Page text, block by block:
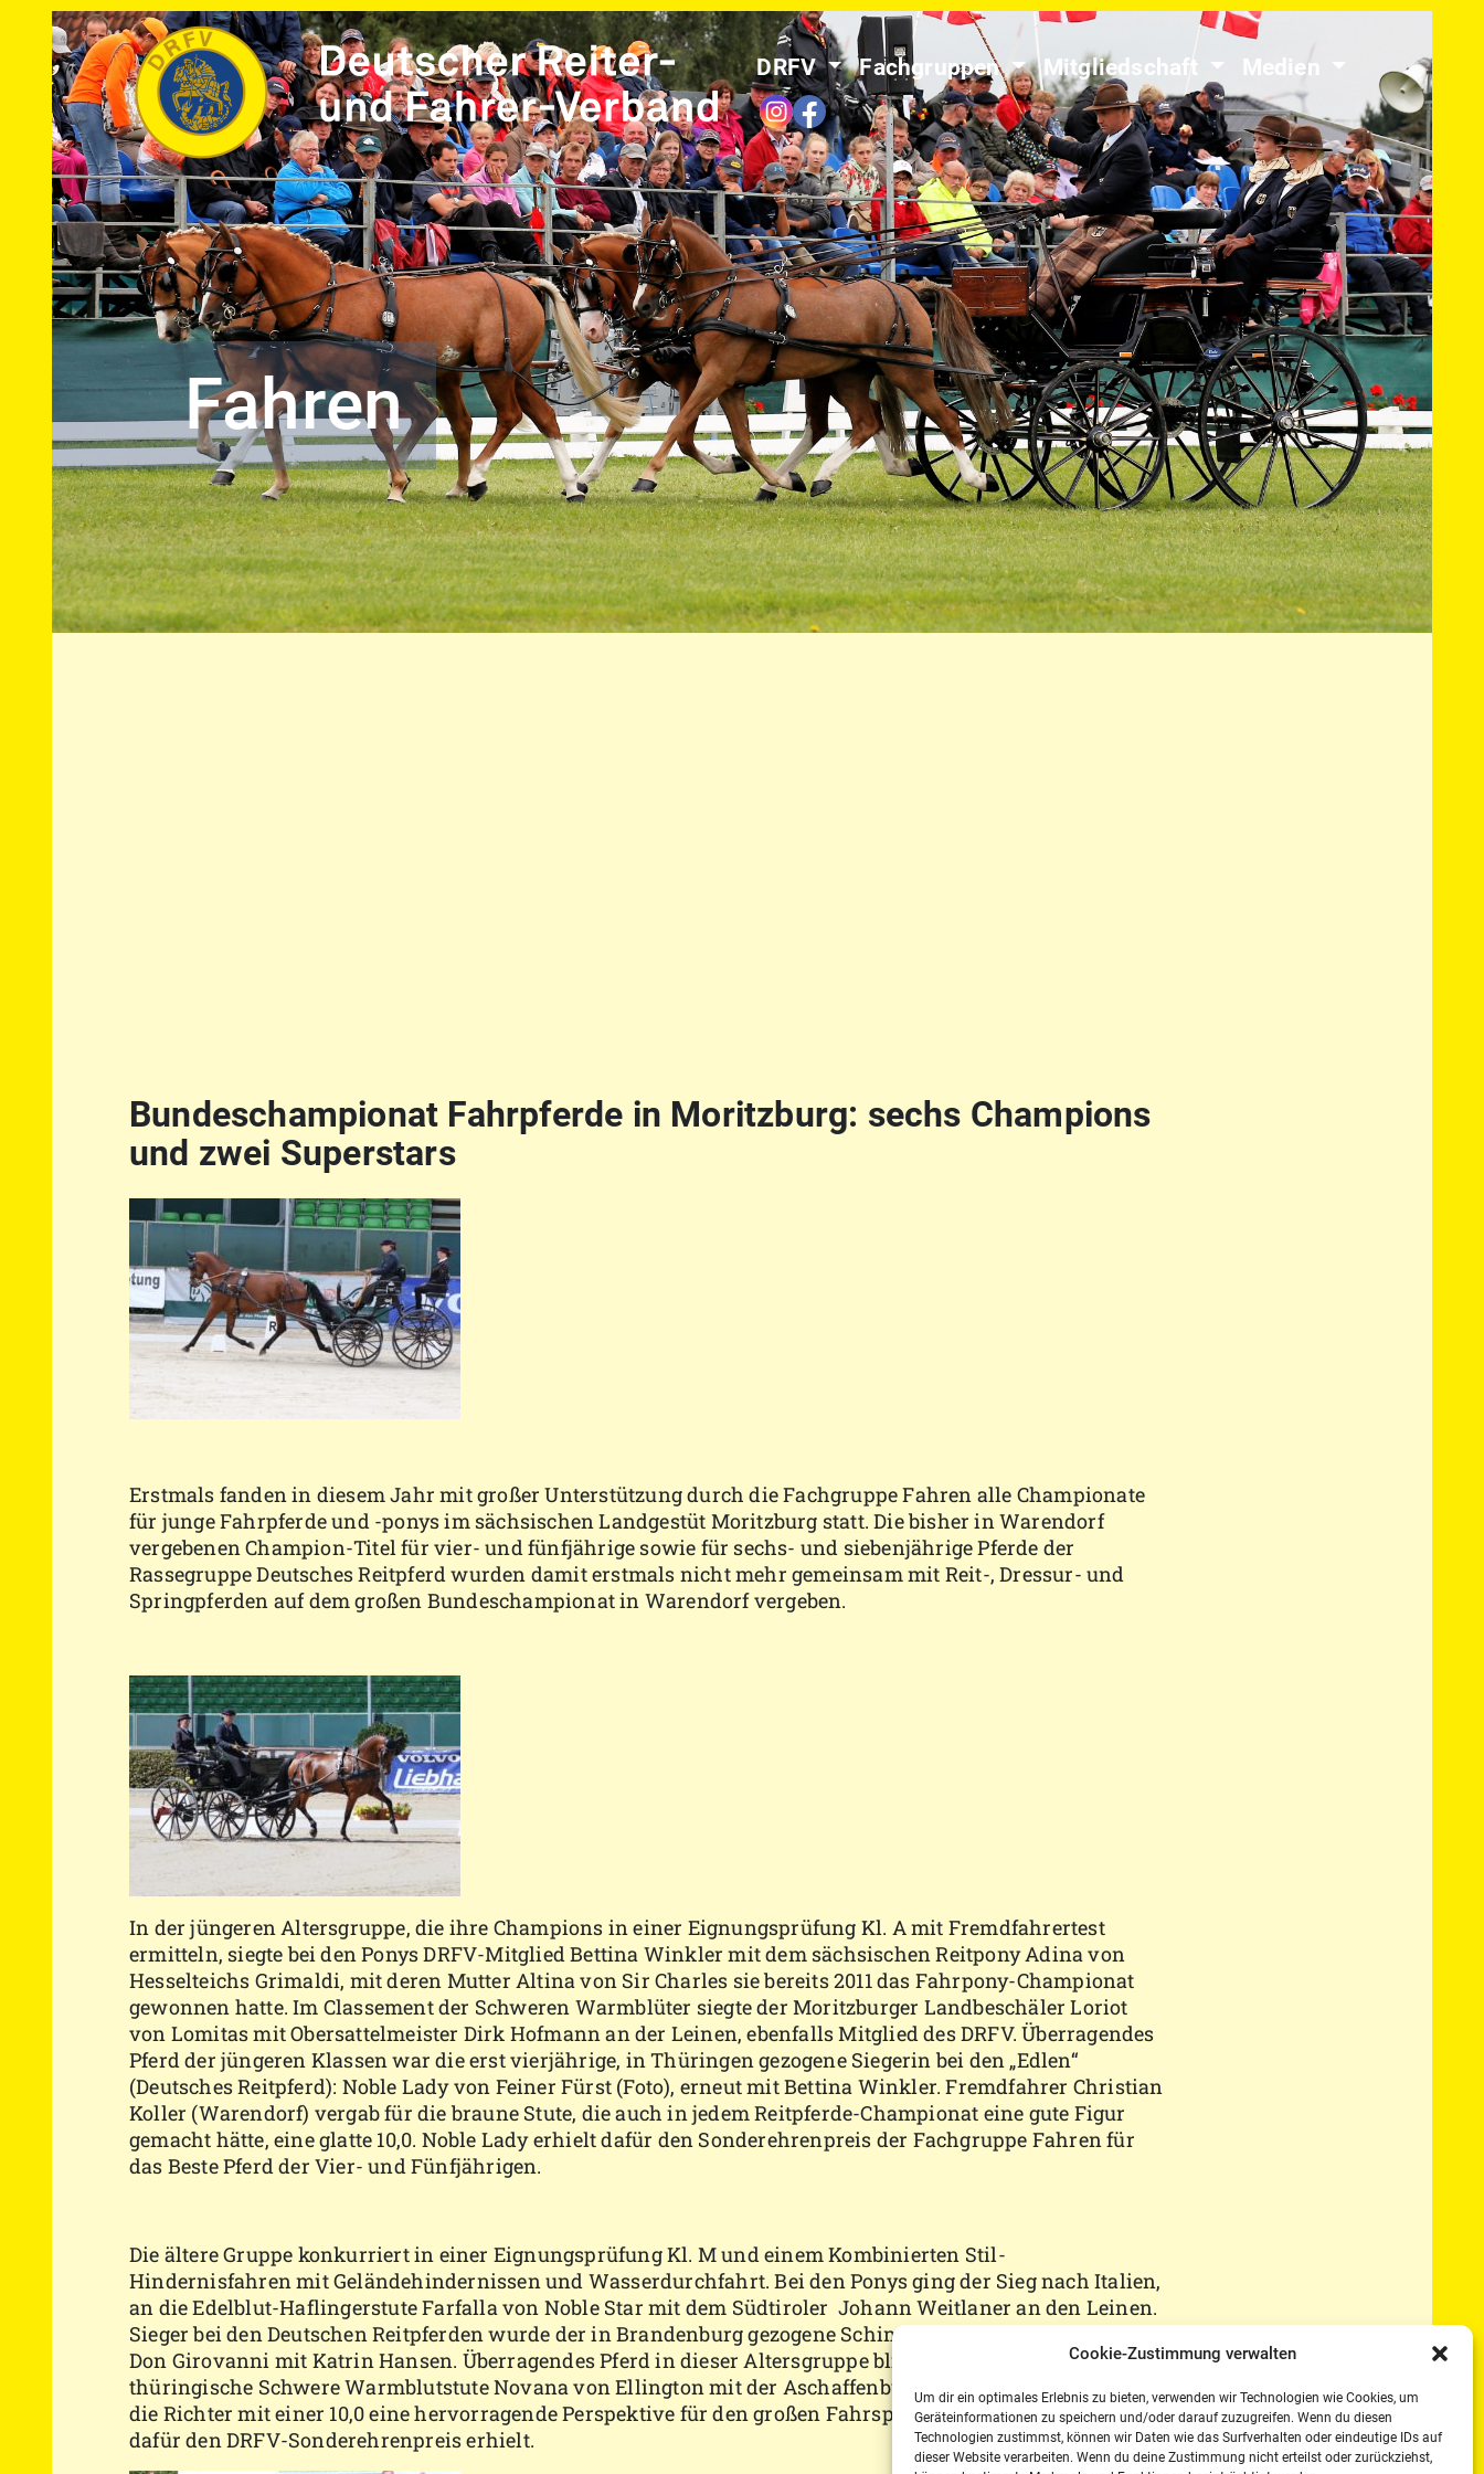
Cookie-Zustimmung verwalten
Um dir ein optimales Erlebnis zu bieten, verwenden wir Technologien wie Cookies, um
Geräteinformationen zu speichern und/oder darauf zuzugreifen. Wenn du diesen
Technologien zustimmst, können wir Daten wie das Surfverhalten oder eindeutige IDs auf
dieser Website verarbeiten. Wenn du deine Zustimmung nicht erteilst oder zurückziehst,
DRFV Fachgruppen Mitgliedschaft Medien
Fahren
Bundeschampionat Fahrpferde in Moritzburg: sechs Champions
und zwei Superstars
Erstmals fanden in diesem Jahr mit großer Unterstützung durch die Fachgruppe Fahren alle Championate
für junge Fahrpferde und -ponys im sächsischen Landgestüt Moritzburg statt. Die bisher in Warendorf
vergebenen Champion-Titel für vier- und fünfjährige sowie für sechs- und siebenjährige Pferde der
Rassegruppe Deutsches Reitpferd wurden damit erstmals nicht mehr gemeinsam mit Reit-, Dressur- und
Springpferden auf dem großen Bundeschampionat in Warendorf vergeben.
In der jüngeren Altersgruppe, die ihre Champions in einer Eignungsprüfung Kl. A mit Fremdfahrertest
ermitteln, siegte bei den Ponys DRFV-Mitglied Bettina Winkler mit dem sächsischen Reitpony Adina von
Hesselteichs Grimaldi, mit deren Mutter Altina von Sir Charles sie bereits 2011 das Fahrpony-Championat
gewonnen hatte. Im Classement der Schweren Warmblüter siegte der Moritzburger Landbeschäler Loriot
von Lomitas mit Obersattelmeister Dirk Hofmann an der Leinen, ebenfalls Mitglied des DRFV. Überragendes
Pferd der jüngeren Klassen war die erst vierjährige, in Thüringen gezogene Siegerin bei den „Edlen“
(Deutsches Reitpferd): Noble Lady von Feiner Fürst (Foto), erneut mit Bettina Winkler. Fremdfahrer Christian
Koller (Warendorf) vergab für die braune Stute, die auch in jedem Reitpferde-Championat eine gute Figur
gemacht hätte, eine glatte 10,0. Noble Lady erhielt dafür den Sonderehrenpreis der Fachgruppe Fahren für
das Beste Pferd der Vier- und Fünfjährigen.
Die ältere Gruppe konkurriert in einer Eignungsprüfung Kl. M und einem Kombinierten Stil-
Hindernisfahren mit Geländehindernissen und Wasserdurchfahrt. Bei den Ponys ging der Sieg nach Italien,
an die Edelblut-Haflingerstute Farfalla von Noble Star mit dem Südtiroler Johann Weitlaner an den Leinen.
Sieger bei den Deutschen Reitpferden wurde der in Brandenburg gezogene Schimmelwallach Don Jovy von
Don Girovanni mit Katrin Hansen. Überragendes Pferd in dieser Altersgruppe blieb die sächsisch-
thüringische Schwere Warmblutstute Novana von Ellington mit der Aschaffenburgerin Jessica Wächter, der
die Richter mit einer 10,0 eine hervorragende Perspektive für den großen Fahrsport prognostizierten und die
dafür den DRFV-Sonderehrenpreis erhielt.